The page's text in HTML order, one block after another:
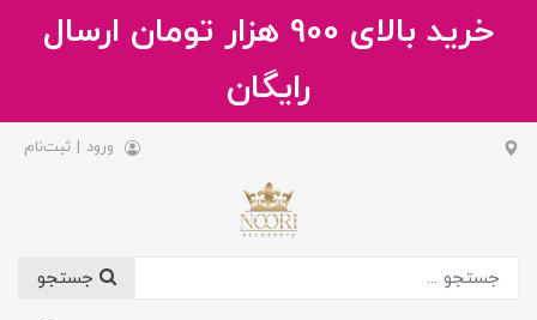
خرید بالای 900 هزار تومان ارسال
رایگان
ورود | ثبت‌نام